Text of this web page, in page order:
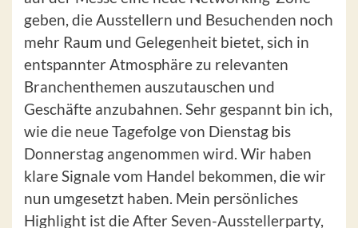
geben, die Ausstellern und Besuchenden noch
mehr Raum und Gelegenheit bietet, sich in
entspannter Atmosphäre zu relevanten
Branchenthemen auszutauschen und
Geschäfte anzubahnen. Sehr gespannt bin ich,
wie die neue Tagefolge von Dienstag bis
Donnerstag angenommen wird. Wir haben
klare Signale vom Handel bekommen, die wir
nun umgesetzt haben. Mein persönliches
Highlight ist die After Seven-Ausstellerparty,